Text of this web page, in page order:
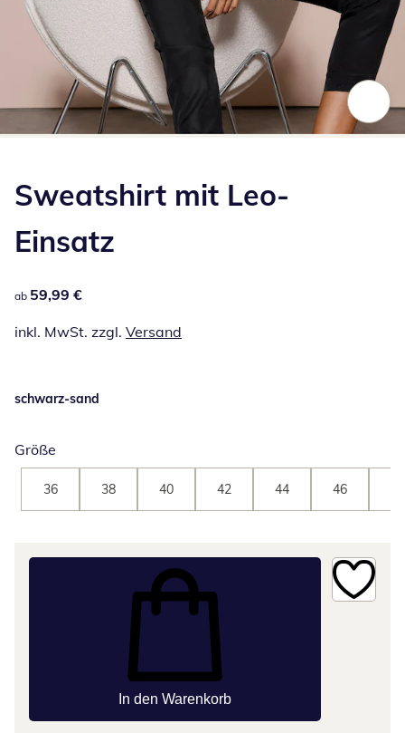
Sweatshirt mit Leo-
Einsatz
59,99 €
ab 59,99 €
inkl. MwSt. zzgl. Versand
schwarz-sand
Größe
36 38 40 42 44 46
In den Warenkorb